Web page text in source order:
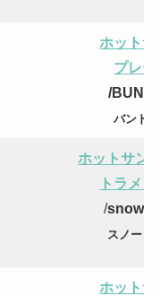
ホットサ
プレー
/
バンド
ホットサン
トラメ
/snow
スノーピ
ホットサ